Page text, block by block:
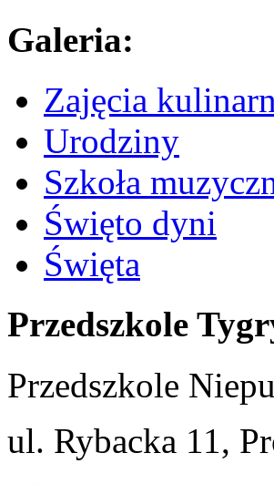
Galeria:
Zajęcia
Urodziny
Szkoła
Święto dyni
Święta
Przedszkole
Przedszkole
ul. Rybacka 11,